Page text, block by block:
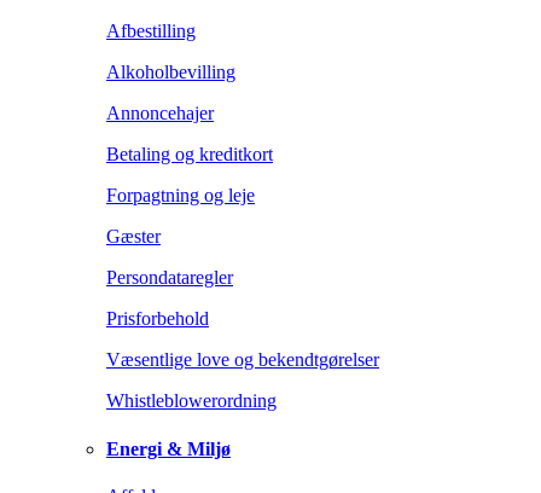
Afbestilling
Alkoholbevilling
Annoncehajer
Betaling og kreditkort
Forpagtning og leje
Gæster
Persondataregler
Prisforbehold
Væsentlige love og bekendtgørelser
Whistleblowerordning
Energi & Miljø